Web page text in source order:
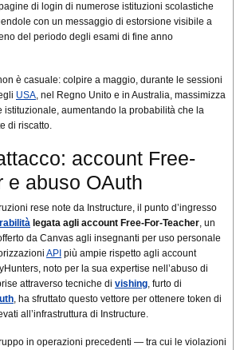
di login di numerose istituzioni scolastiche
con un messaggio di estorsione visibile a
del periodo degli esami di fine anno
è casuale: colpire a maggio, durante le sessioni
USA , nel Regno Unito e in Australia, massimizza
istituzionale, aumentando la probabilità che la
di riscatto.
account Free-
e abuso OAuth
rese note da Instructure, il punto d’ingresso
legata agli account Free-For-Teacher , un
da Canvas agli insegnanti per uso personale
API più ampie rispetto agli account
noto per la sua expertise nell’abuso di
attraverso tecniche di vishing , furto di
, ha sfruttato questo vettore per ottenere token di
all’infrastruttura di Instructure.
in operazioni precedenti — tra cui le violazioni